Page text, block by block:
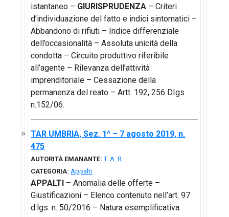
istantaneo – GIURISPRUDENZA – Criteri
d’individuazione del fatto e indici sintomatici –
Abbandono di rifiuti – Indice differenziale
dell’occasionalità – Assoluta unicità della
condotta – Circuito produttivo riferibile
all’agente – Rilevanza dell’attività
imprenditoriale – Cessazione della
permanenza del reato – Artt. 192, 256 DIgs
n.152/06.
TAR UMBRIA, Sez. 1^ – 7 agosto 2019, n.
475
AUTORITÀ EMANANTE: T. A. R.
CATEGORIA: Appalti
APPALTI – Anomalia delle offerte –
Giustificazioni – Elenco contenuto nell’art. 97
d.lgs. n. 50/2016 – Natura esemplificativa.